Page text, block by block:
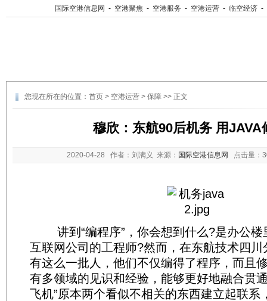
国际空港信息网 - 空港聚焦 - 空港服务 - 空港运营 - 临空经济 -
您现在所在的位置： 首页 > 空港运营 > 保障 >> 正文
穆欣：东航90后机务 用JAVA
2020-04-28 作者：刘满义 来源： 国际空港信息网 点击量：
讲到“编程序”，你会想到什么?是办公楼
互联网公司的工程师?然而，在东航技术四
有这么一批人，他们不仅编得了程序，而且
有多领域的见识和经验，能够更好地融合贯
飞机”原本两个看似不相关的东西建立起联系